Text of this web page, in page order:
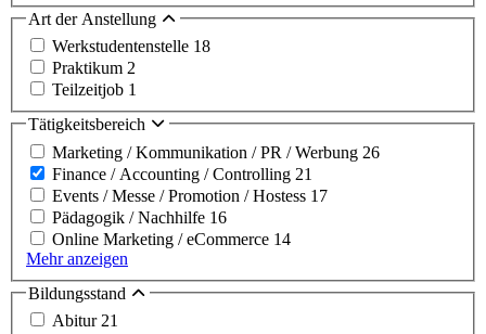
Art der Anstellung
Werkstudentenstelle 18
Praktikum 2
Teilzeitjob 1
Tätigkeitsbereich
Marketing / Kommunikation / PR / Werbung 26
Finance / Accounting / Controlling 21
Events / Messe / Promotion / Hostess 17
Pädagogik / Nachhilfe 16
Online Marketing / eCommerce 14
Mehr anzeigen
Bildungsstand
Abitur21